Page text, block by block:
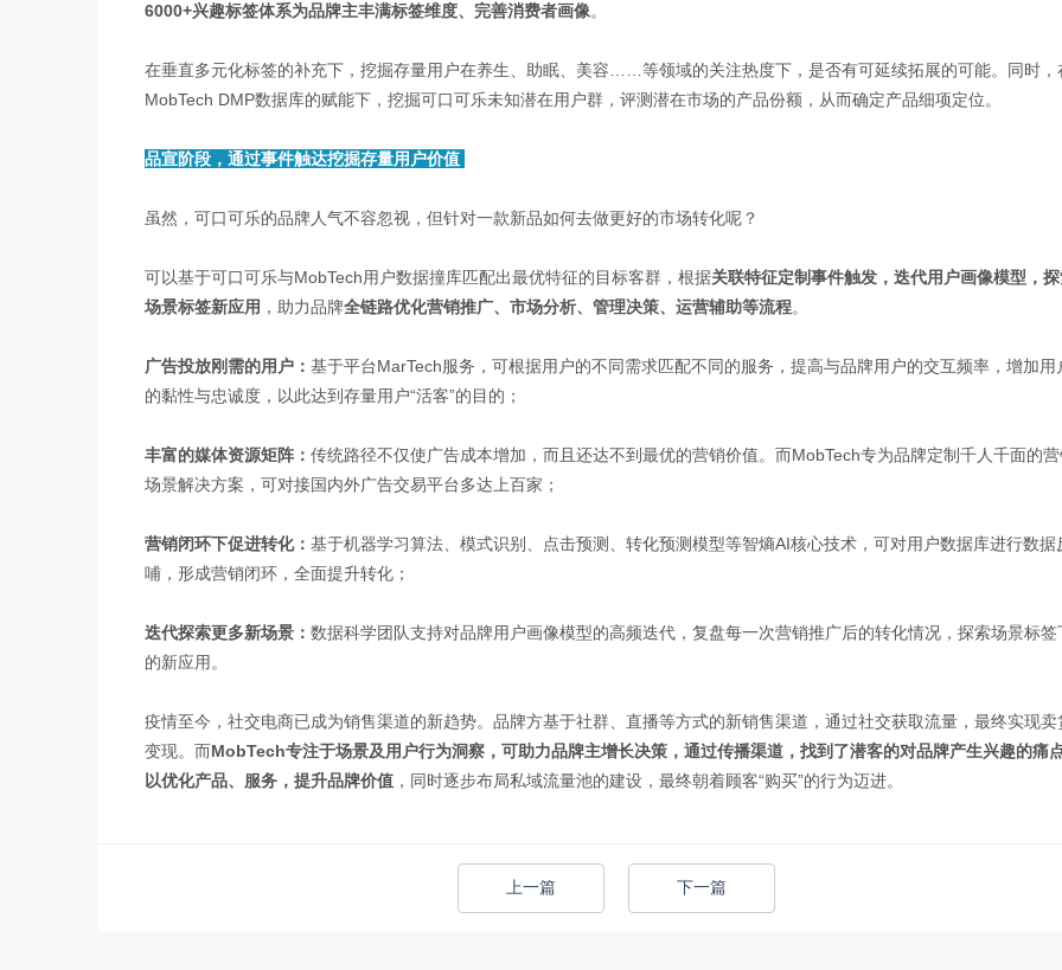
6000+兴趣标签体系为品牌主丰满标签维度、完善消费者画像。
在垂直多元化标签的补充下，挖掘存量用户在养生、助眠、美容……等领域的关注热度下，是否有可延续拓展的可能。同时，
MobTech DMP数据库的赋能下，挖掘可口可乐未知潜在用户群，评测潜在市场的产品份额，从而确定产品细项定位。
品宣阶段，通过事件触达挖掘存量用户价值
虽然，可口可乐的品牌人气不容忽视，但针对一款新品如何去做更好的市场转化呢？
可以基于可口可乐与MobTech用户数据撞库匹配出最优特征的目标客群，根据关联特征定制事件触发，迭代用户画像模型，
场景标签新应用 ，助力品牌全链路优化营销推广、市场分析、管理决策、运营辅助等流程。
广告投放刚需的用户： 基于平台MarTech服务，可根据用户的不同需求匹配不同的服务，提高与品牌用户的交互频率，增加用
的黏性与忠诚度，以此达到存量用户“活客”的目的；
丰富的媒体资源矩阵： 传统路径不仅使广告成本增加，而且还达不到最优的营销价值。而MobTech专为品牌定制千人千面的
场景解决方案，可对接国内外广告交易平台多达上百家；
营销闭环下促进转化： 基于机器学习算法、模式识别、点击预测、转化预测模型等智熵AI核心技术，可对用户数据库进行数据
哺，形成营销闭环，全面提升转化；
迭代探索更多新场景： 数据科学团队支持对品牌用户画像模型的高频迭代，复盘每一次营销推广后的转化情况，探索场景标签
的新应用。
疫情至今，社交电商已成为销售渠道的新趋势。品牌方基于社群、直播等方式的新销售渠道，通过社交获取流量，最终实现卖
变现。而MobTech专注于场景及用户行为洞察，可助力品牌主增长决策，通过传播渠道，找到了潜客的对品牌产生兴趣的痛
以优化产品、服务，提升品牌价值 ，同时逐步布局私域流量池的建设，最终朝着顾客“购买”的行为迈进。
上一篇 下一篇